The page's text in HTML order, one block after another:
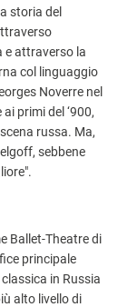
storia del
e attraverso la
col linguaggio
Noverre nel
primi del ‘900,
russa. Ma,
sebbene
Ballet-Theatre di
principale
in Russia
alto livello di